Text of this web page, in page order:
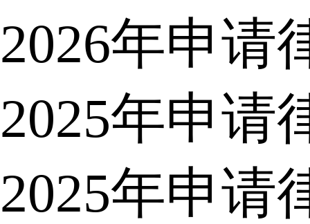
2026年申请
2025年申请
2025年申请